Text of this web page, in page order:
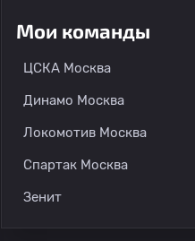
Мои команды
ЦСКА Москва
Динамо Москва
Локомотив Москва
Спартак Москва
Зенит